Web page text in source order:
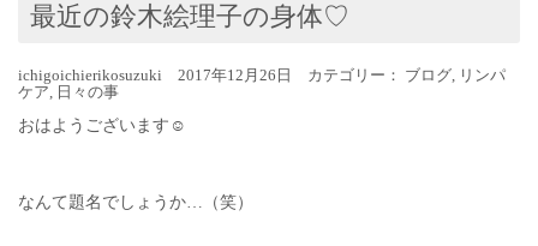
最近の鈴木絵理子の身体♡
ichigoichierikosuzuki 2017年12月26日 カテゴリー： ブログ, リンパ
ケア, 日々の事
おはようございます☺︎
なんて題名でしょうか…（笑）